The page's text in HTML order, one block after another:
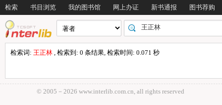
检索 书目浏览 我的图书馆 网上办证 新书通报 图书荐购
检索词: 王正林 , 检索到: 0 条结果, 检索时间: 0.071 秒
© 2005－ 2026 www.interlib.com.cn, all rights reserved